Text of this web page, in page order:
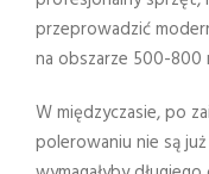
przeprowadzić
na obszarze 500-800
W międzyczasie, po
polerowaniu nie są